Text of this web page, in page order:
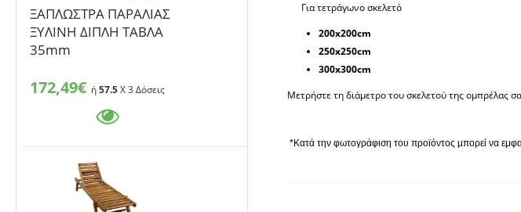
ΞΑΠΛΩΣΤΡΑ ΠΑΡΑΛΙΑΣ
ΞΥΛΙΝΗ ΔΙΠΛΗ ΤΑΒΛΑ
35mm
172,49€ ή57.5X 3 Δόσεις
Για τετράγωνο σκελετό
200x200cm
250x250cm
300x300cm
Μετρήστε τη διάμετρο του σκελετού της ομπρέλας
*Κατά την φωτογράφιση του προϊόντος μπορεί να